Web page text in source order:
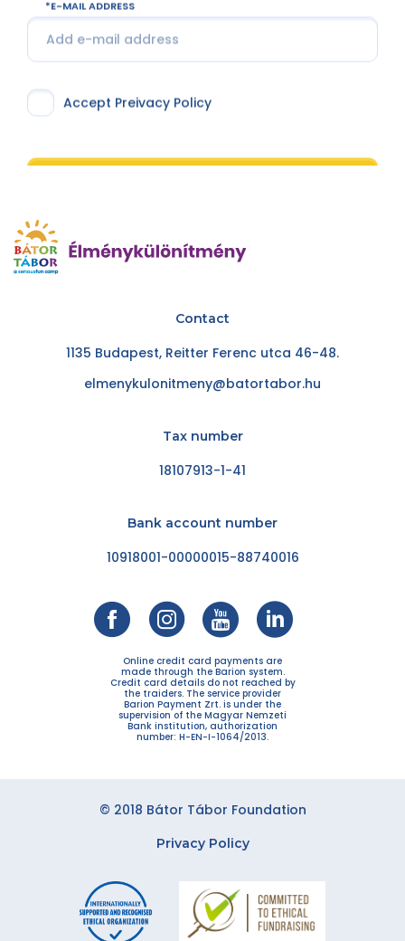
E-MAIL ADDRESS
Accept Preivacy Policy
Contact
1135 Budapest, Reitter Ferenc utca 46-48.
elmenykulonitmeny@batortabor.hu
Tax number
18107913-1-41
Bank account number
10918001-00000015-88740016
Online credit card payments are
made through the Barion system.
Credit card details do not reached by
the traiders. The service provider
Barion Payment Zrt. is under the
supervision of the Magyar Nemzeti
Bank institution, authorization
number: H-EN-I-1064/2013.
© 2018 Bátor Tábor Foundation
Privacy Policy